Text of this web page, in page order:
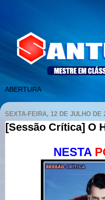
SEXTA-FEIRA, 12 DE JULHO DE
[Sessão Crítica] O
NESTA